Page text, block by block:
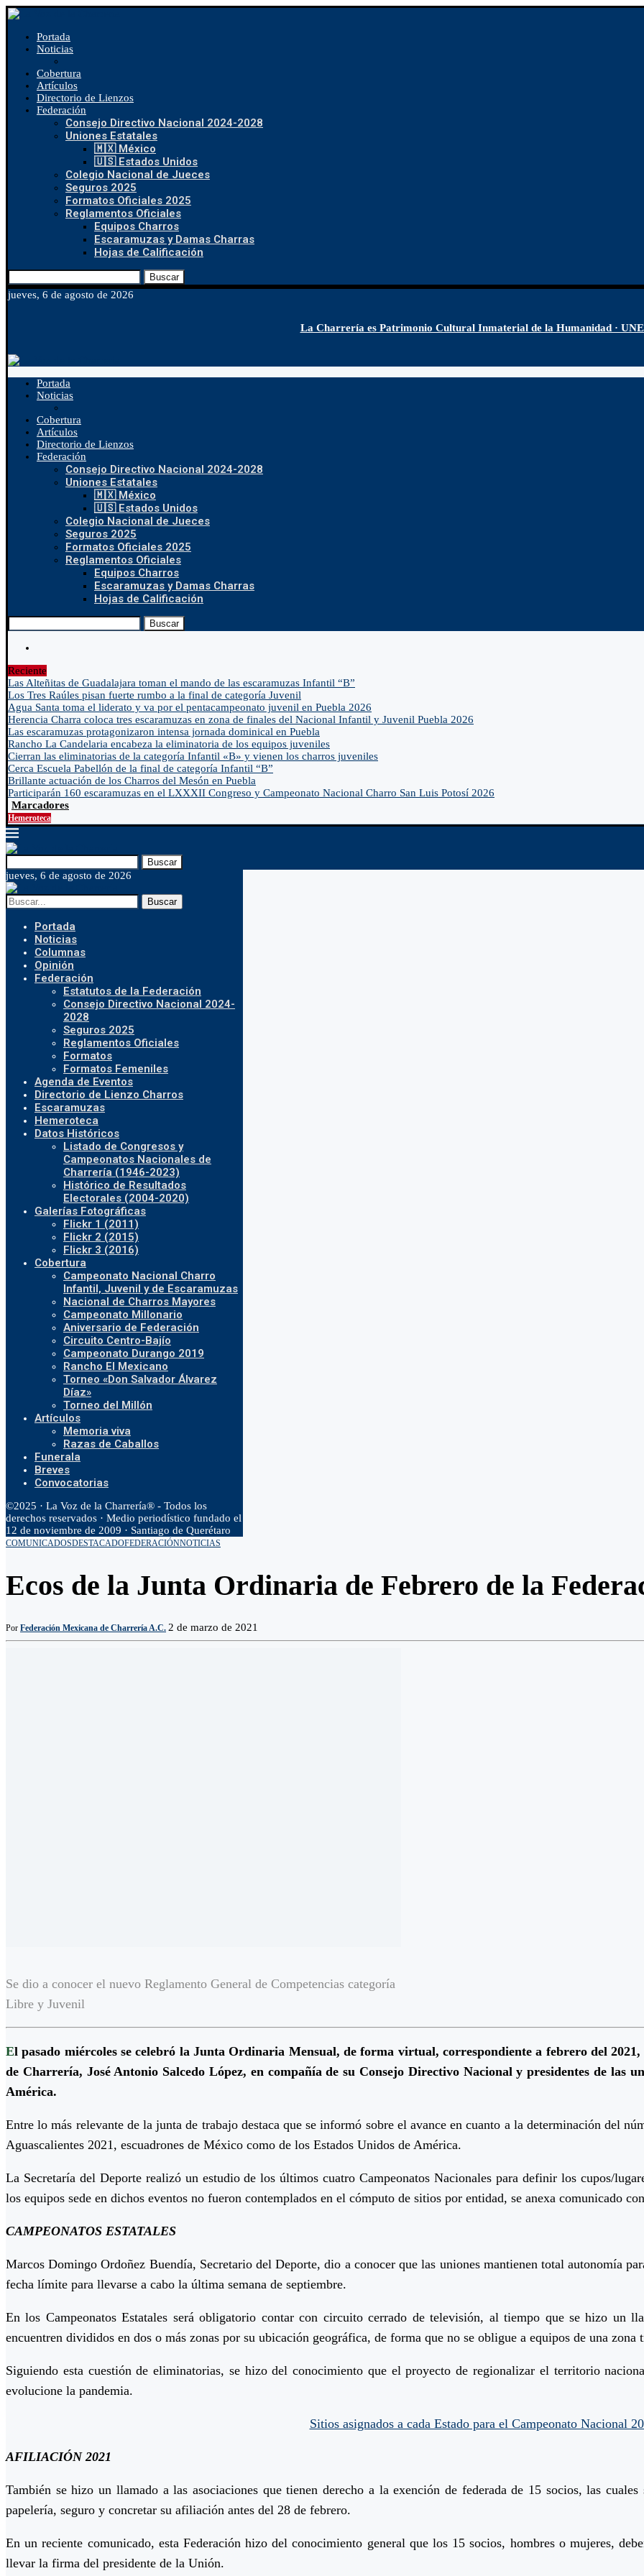
Portada
Noticias
Cobertura
Artículos
Directorio de Lienzos
Federación
Consejo Directivo Nacional 2024-2028
Uniones Estatales
🇲🇽 México
🇺🇸 Estados Unidos
Colegio Nacional de Jueces
Seguros 2025
Formatos Oficiales 2025
Reglamentos Oficiales
Equipos Charros
Escaramuzas y Damas Charras
Hojas de Calificación
Buscar
jueves, 6 de agosto de 2026
La Charrería es Patrimonio Cultural Inmaterial de la Humanidad ·
Portada
Noticias
Cobertura
Artículos
Directorio de Lienzos
Federación
Consejo Directivo Nacional 2024-2028
Uniones Estatales
🇲🇽 México
🇺🇸 Estados Unidos
Colegio Nacional de Jueces
Seguros 2025
Formatos Oficiales 2025
Reglamentos Oficiales
Equipos Charros
Escaramuzas y Damas Charras
Hojas de Calificación
Buscar
Reciente
Las Alteñitas de Guadalajara toman el mando de las escaramuzas Infantil “B”
Los Tres Raúles pisan fuerte rumbo a la final de categoría Juvenil
Agua Santa toma el liderato y va por el pentacampeonato juvenil en Puebla 2026
Herencia Charra coloca tres escaramuzas en zona de finales del Nacional Infantil y Juvenil Puebla 2026
Las escaramuzas protagonizaron intensa jornada dominical en Puebla
Rancho La Candelaria encabeza la eliminatoria de los equipos juveniles
Cierran las eliminatorias de la categoría Infantil «B» y vienen los charros juveniles
Cerca Escuela Pabellón de la final de categoría Infantil “B”
Brillante actuación de los Charros del Mesón en Puebla
Participarán 160 escaramuzas en el LXXXII Congreso y Campeonato Nacional Charro San Luis Potosí 2026
Marcadores
Hemeroteca
Buscar
jueves, 6 de agosto de 2026
Buscar
Portada
Noticias
Columnas
Opinión
Federación
Estatutos de la Federación
Consejo Directivo Nacional 2024-
2028
Seguros 2025
Reglamentos Oficiales
Formatos
Formatos Femeniles
Agenda de Eventos
Directorio de Lienzo Charros
Escaramuzas
Hemeroteca
Datos Históricos
Listado de Congresos y
Campeonatos Nacionales de
Charrería (1946-2023)
Histórico de Resultados
Electorales (2004-2020)
Galerías Fotográficas
Flickr 1 (2011)
Flickr 2 (2015)
Flickr 3 (2016)
Cobertura
Campeonato Nacional Charro
Infantil, Juvenil y de Escaramuzas
Nacional de Charros Mayores
Campeonato Millonario
Aniversario de Federación
Circuito Centro-Bajío
Campeonato Durango 2019
Rancho El Mexicano
Torneo «Don Salvador Álvarez
Díaz»
Torneo del Millón
Artículos
Memoria viva
Razas de Caballos
Funerala
Breves
Convocatorias
©2025 · La Voz de la Charrería® - Todos los
derechos reservados · Medio periodístico fundado el
12 de noviembre de 2009 · Santiago de Querétaro
COMUNICADOSDESTACADOFEDERACIÓNNOTICIAS
Ecos de la Junta Ordinaria de Febrero de la
Por Federación Mexicana de Charrería A.C. 2 de marzo de 2021
Se dio a conocer el nuevo Reglamento General de Competencias categoría
Libre y Juvenil
El pasado miércoles se celebró la Junta Ordinaria Mensual, de forma virtual, correspondiente a febrero del
de Charrería, José Antonio Salcedo López, en compañía de su Consejo Directivo Nacional y presidentes de las
América.
Entre lo más relevante de la junta de trabajo destaca que se informó sobre el avance en cuanto a la determinación del
Aguascalientes 2021, escuadrones de México como de los Estados Unidos de América.
La Secretaría del Deporte realizó un estudio de los últimos cuatro Campeonatos Nacionales para definir los cupos/
los equipos sede en dichos eventos no fueron contemplados en el cómputo de sitios por entidad, se anexa comunicado
CAMPEONATOS ESTATALES
Marcos Domingo Ordoñez Buendía, Secretario del Deporte, dio a conocer que las uniones mantienen total autonomía
fecha límite para llevarse a cabo la última semana de septiembre.
En los Campeonatos Estatales será obligatorio contar con circuito cerrado de televisión, al tiempo que se hizo un
encuentren divididos en dos o más zonas por su ubicación geográfica, de forma que no se obligue a equipos de una zona
Siguiendo esta cuestión de eliminatorias, se hizo del conocimiento que el proyecto de regionalizar el territorio
evolucione la pandemia.
Sitios asignados a cada Estado para el Campeonato Nacional
AFILIACIÓN 2021
También se hizo un llamado a las asociaciones que tienen derecho a la exención de federada de 15 socios, las
papelería, seguro y concretar su afiliación antes del 28 de febrero.
En un reciente comunicado, esta Federación hizo del conocimiento general que los 15 socios, hombres o mujeres,
llevar la firma del presidente de la Unión.